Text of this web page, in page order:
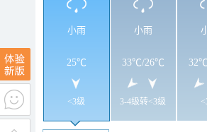
小雨
25℃
<3级
小雨
33℃/26℃
3-4级转<3级
32℃